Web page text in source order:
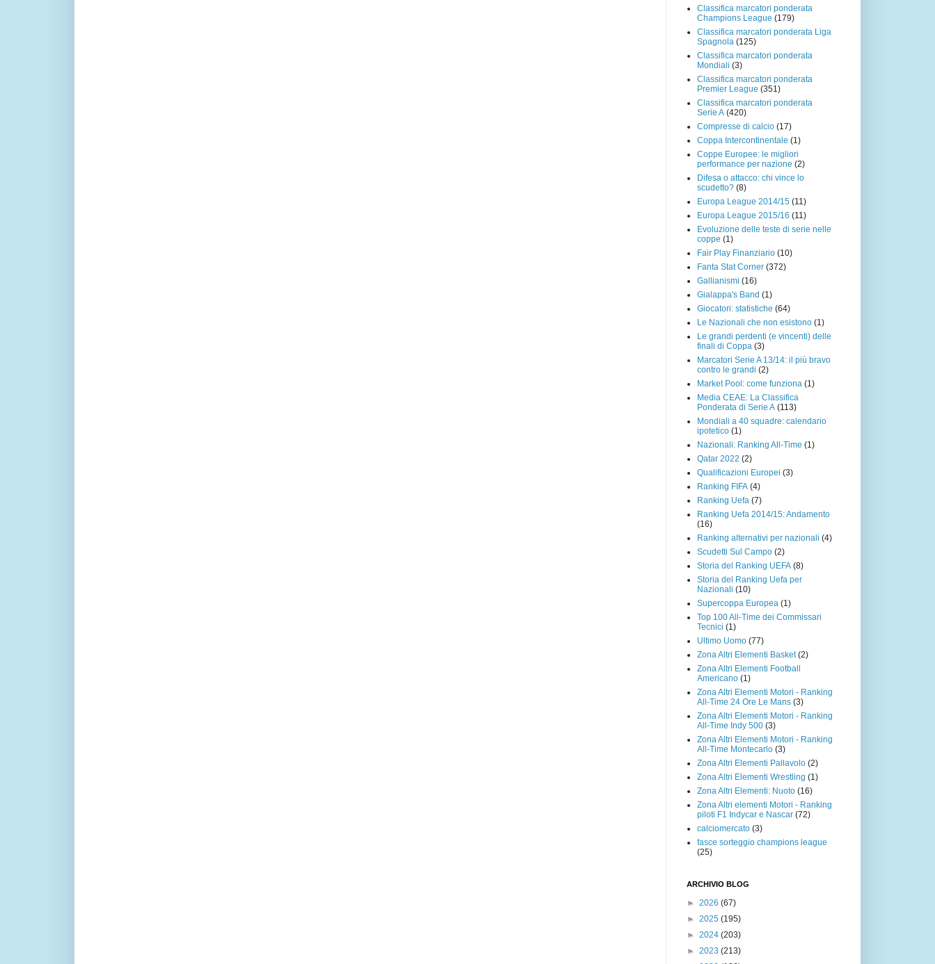
Classifica marcatori ponderata
Champions League (179)
Classifica marcatori ponderata Liga
Spagnola (125)
Classifica marcatori ponderata
Mondiali (3)
Classifica marcatori ponderata
Premier League (351)
Classifica marcatori ponderata
Serie A (420)
Compresse di calcio (17)
Coppa Intercontinentale (1)
Coppe Europee: le migliori
performance per nazione (2)
Difesa o attacco: chi vince lo
scudetto? (8)
Europa League 2014/15 (11)
Europa League 2015/16 (11)
Evoluzione delle teste di serie nelle
coppe (1)
Fair Play Finanziario (10)
Fanta Stat Corner (372)
Gallianismi (16)
Gialappa's Band (1)
Giocatori: statistiche (64)
Le Nazionali che non esistono (1)
Le grandi perdenti (e vincenti) delle
finali di Coppa (3)
Marcatori Serie A 13/14: il più bravo
contro le grandi (2)
Market Pool: come funziona (1)
Media CEAE: La Classifica
Ponderata di Serie A (113)
Mondiali a 40 squadre: calendario
ipotetico (1)
Nazionali: Ranking All-Time (1)
Qatar 2022 (2)
Qualificazioni Europei (3)
Ranking FIFA (4)
Ranking Uefa (7)
Ranking Uefa 2014/15: Andamento
(16)
Ranking alternativi per nazionali (4)
Scudetti Sul Campo (2)
Storia del Ranking UEFA (8)
Storia del Ranking Uefa per
Nazionali (10)
Supercoppa Europea (1)
Top 100 All-Time dei Commissari
Tecnici (1)
Ultimo Uomo (77)
Zona Altri Elementi Basket (2)
Zona Altri Elementi Football
Americano (1)
Zona Altri Elementi Motori - Ranking
All-Time 24 Ore Le Mans (3)
Zona Altri Elementi Motori - Ranking
All-Time Indy 500 (3)
Zona Altri Elementi Motori - Ranking
All-Time Montecarlo (3)
Zona Altri Elementi Pallavolo (2)
Zona Altri Elementi Wrestling (1)
Zona Altri Elementi: Nuoto (16)
Zona Altri elementi Motori - Ranking
piloti F1 Indycar e Nascar (72)
calciomercato (3)
fasce sorteggio champions league
(25)
ARCHIVIO BLOG
► 2026 (67)
► 2025 (195)
► 2024 (203)
► 2023 (213)